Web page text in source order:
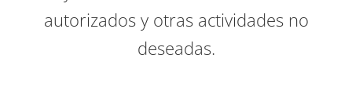
autorizados y otras actividades no
deseadas.